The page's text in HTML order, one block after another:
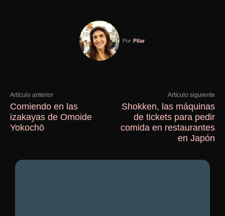
Por Pilar
Artículo anterior
Comiendo en las
izakayas de Omoide
Yokochō
Artículo siguiente
Shokken, las máquinas
de tickets para pedir
comida en restaurantes
en Japón